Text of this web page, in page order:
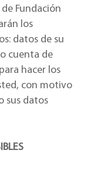
Fundación
los
datos de su
cuenta de
hacer los
con motivo
sus datos